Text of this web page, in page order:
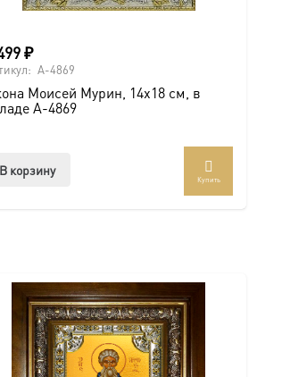
₽
A-4869
Моисей Мурин, 14х18 см, в
A-4869
В корзину
Купить